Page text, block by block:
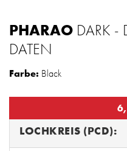
PHARAO DARK
DATEN
Farbe: Black
LOCHKREIS (PCD):